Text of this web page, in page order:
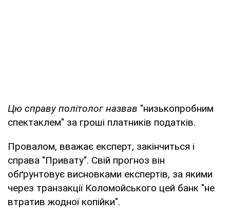
Цю справу політолог назвав "низькопробним
спектаклем" за гроші платників податків.
Провалом, вважає експерт, закінчиться і
справа "Привату". Свій прогноз він
обґрунтовує висновками експертів, за якими
через транзакції Коломойського цей банк "не
втратив жодної копійки".